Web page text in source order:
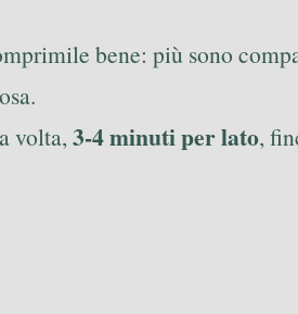
bene: più sono
volta, 3-4 minuti per lato,